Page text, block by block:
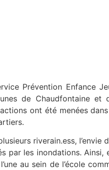
Prévention Enfance
de Chaudfontaine
ont été menées
riverain.ess,
par les inondations.
au sein de l’école